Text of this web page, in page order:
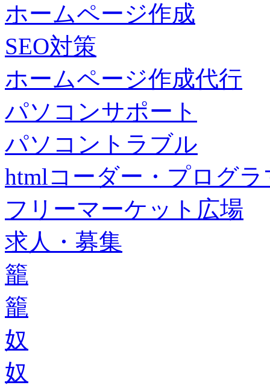
ホームページ作成
SEO対策
ホームページ作成代行
パソコンサポート
パソコントラブル
htmlコーダー・プログラ
フリーマーケット広場
求人・募集
籠
籠
奴
奴